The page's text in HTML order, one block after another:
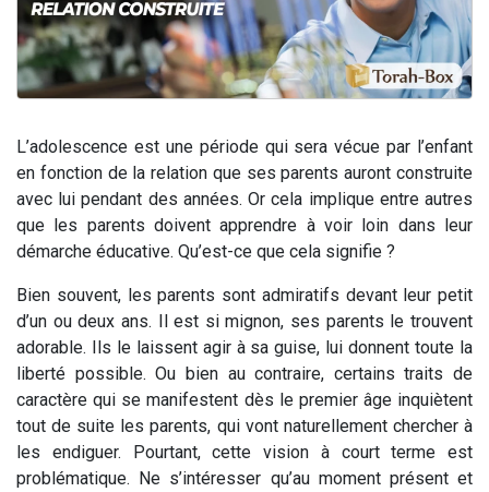
L’adolescence est une période qui sera vécue par l’enfant
en fonction de la relation que ses parents auront construite
avec lui pendant des années. Or cela implique entre autres
que les parents doivent apprendre à voir loin dans leur
démarche éducative. Qu’est-ce que cela signifie ?
Bien souvent, les parents sont admiratifs devant leur petit
d’un ou deux ans. Il est si mignon, ses parents le trouvent
adorable. Ils le laissent agir à sa guise, lui donnent toute la
liberté possible. Ou bien au contraire, certains traits de
caractère qui se manifestent dès le premier âge inquiètent
tout de suite les parents, qui vont naturellement chercher à
les endiguer. Pourtant, cette vision à court terme est
problématique. Ne s’intéresser qu’au moment présent et